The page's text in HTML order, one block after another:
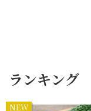
ランキング
NEW